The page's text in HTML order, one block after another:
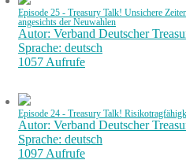
Episode 25 - Treasury Talk! Unsichere
angesichts der Neuwahlen
Autor: Verband Deutscher
Sprache: deutsch
1057 Aufrufe
Episode 24 - Treasury Talk!
Autor: Verband Deutscher
Sprache: deutsch
1097 Aufrufe